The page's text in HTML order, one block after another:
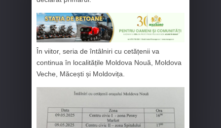
În viitor, seria de întâlniri cu cetățenii va
continua în localitățile Moldova Nouă, Moldova
Veche, Măcești și Moldovița.